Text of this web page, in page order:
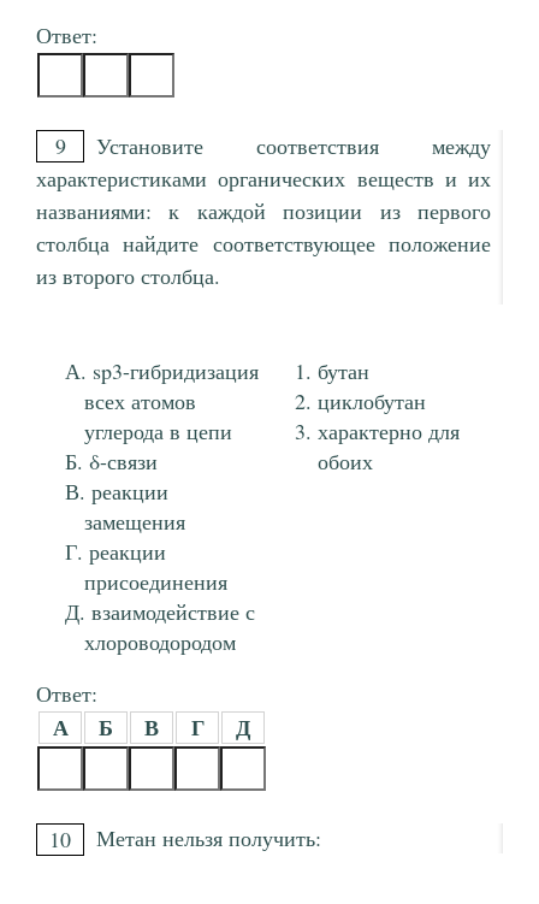
Ответ:
9
Установите соответствия между
характеристиками органических веществ и их
названиями: к каждой позиции из первого
столбца найдите соответствующее положение
из второго столбца.
sp3-гибридизация
всех атомов
углерода в цепи
δ-связи
реакции
замещения
реакции
присоединения
взаимодействие с
хлороводородом
бутан
циклобутан
характерно для
обоих
Ответ:
А Б В Г Д
10 Метан нельзя получить: